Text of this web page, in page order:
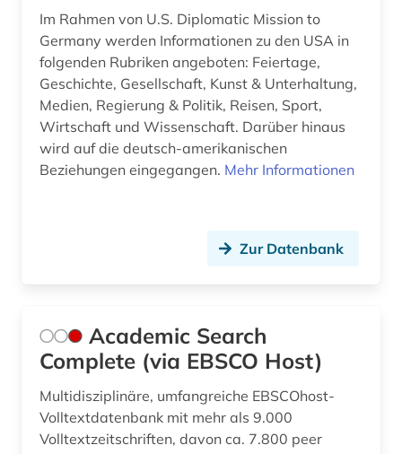
berufsforschung (2)
beschluss (1)
beschäftigung (1)
bestand (1)
betriebswirtschaftslehre (1)
bevölkerungsumfrage (1)
bewaffneter konflikt (1)
bezirk unterfranken mandatsträger
geschichte 1829 (1)
Im Rahmen von U.S. Diplomatic Mission to
Germany werden Informationen zu den USA in
folgenden Rubriken angeboten: Feiertage,
Geschichte, Gesellschaft, Kunst & Unterhaltung,
Medien, Regierung & Politik, Reisen, Sport,
Wirtschaft und Wissenschaft. Darüber hinaus
wird auf die deutsch-amerikanischen
Beziehungen eingegangen. Mehr Informationen
Zur Datenbank
Academic Search
Complete (via EBSCO Host)
Multidisziplinäre, umfangreiche EBSCOhost-
Volltextdatenbank mit mehr als 9.000
Volltextzeitschriften, davon ca. 7.800 peer